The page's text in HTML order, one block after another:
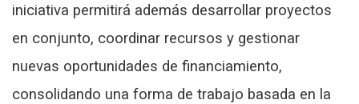
iniciativa permitirá además desarrollar proyectos
en conjunto, coordinar recursos y gestionar
nuevas oportunidades de financiamiento,
consolidando una forma de trabajo basada en la